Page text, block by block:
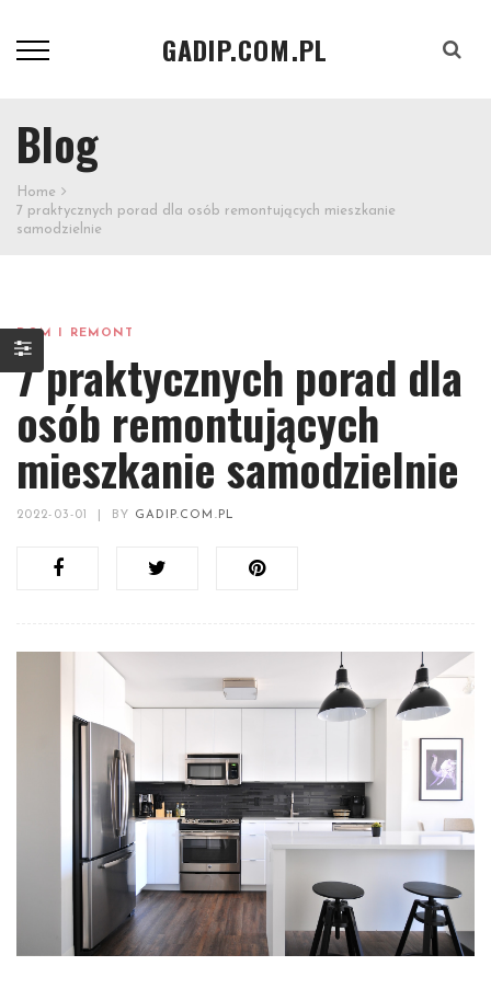
GADIP.COM.PL
Blog
Home
7 praktycznych porad dla osób remontujących mieszkanie
samodzielnie
DOM I REMONT
7 praktycznych porad dla
osób remontujących
mieszkanie samodzielnie
2022-03-01 BY GADIP.COM.PL